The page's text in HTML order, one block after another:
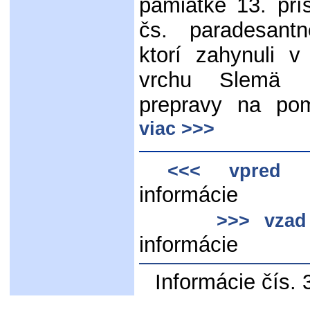
pamiatke 13.
čs.
ktorí zahynuli
vrchu Slemä
prepravy na
viac >>>
<<< vpred
>>> vzad
informácie
Informácie čís.